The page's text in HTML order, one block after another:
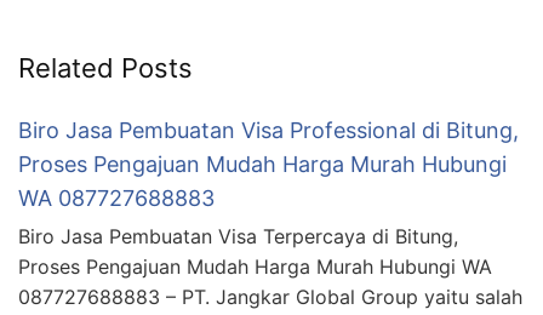
Related Posts
Biro Jasa Pembuatan Visa Professional di Bitung,
Proses Pengajuan Mudah Harga Murah Hubungi
WA 087727688883
Biro Jasa Pembuatan Visa Terpercaya di Bitung,
Proses Pengajuan Mudah Harga Murah Hubungi WA
087727688883 – PT. Jangkar Global Group yaitu salah